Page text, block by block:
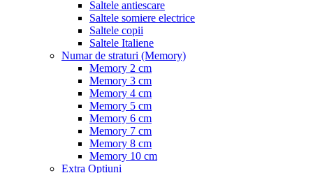
Saltele antiescare
Saltele somiere electrice
Saltele copii
Saltele Italiene
Numar de straturi (Memory)
Memory 2 cm
Memory 3 cm
Memory 4 cm
Memory 5 cm
Memory 6 cm
Memory 7 cm
Memory 8 cm
Memory 10 cm
Extra Optiuni